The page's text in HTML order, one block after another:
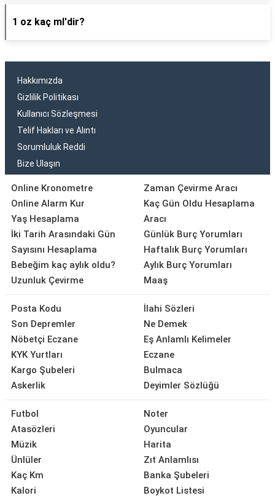
1 oz kaç ml'dir?
Hakkımızda
Gizlilik Politikası
Kullanıcı Sözleşmesi
Telif Hakları ve Alıntı
Sorumluluk Reddi
Bize Ulaşın
Online Kronometre
Online Alarm Kur
Yaş Hesaplama
İki Tarih Arasındaki Gün
Sayısını Hesaplama
Bebeğim kaç aylık oldu?
Uzunluk Çevirme
Zaman Çevirme Aracı
Kaç Gün Oldu Hesaplama
Aracı
Günlük Burç Yorumları
Haftalık Burç Yorumları
Aylık Burç Yorumları
Maaş
Posta Kodu
Son Depremler
Nöbetçi Eczane
KYK Yurtları
Kargo Şubeleri
Askerlik
İlahi Sözleri
Ne Demek
Eş Anlamlı Kelimeler
Eczane
Bulmaca
Deyimler Sözlüğü
Futbol
Atasözleri
Müzik
Ünlüler
Kaç Km
Kalori
Noter
Oyuncular
Harita
Zıt Anlamlısı
Banka Şubeleri
Boykot Listesi